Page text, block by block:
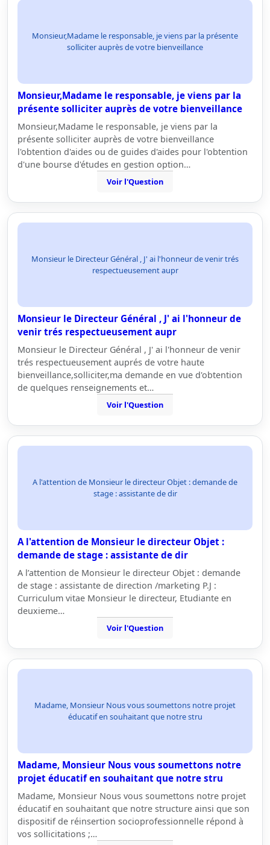
Monsieur,Madame le responsable, je viens par la présente
solliciter auprès de votre bienveillance
Monsieur,Madame le responsable, je viens par la
présente solliciter auprès de votre bienveillance
Monsieur,Madame le responsable, je viens par la
présente solliciter auprès de votre bienveillance
l'obtention d'aides ou de guides d'aides pour l'obtention
d'une bourse d'études en gestion option…
Voir l'Question
Monsieur le Directeur Général , J' ai l'honneur de venir trés
respectueusement aupr
Monsieur le Directeur Général , J' ai l'honneur de
venir trés respectueusement aupr
Monsieur le Directeur Général , J' ai l'honneur de venir
trés respectueusement auprés de votre haute
bienveillance,solliciter,ma demande en vue d'obtention
de quelques renseignements et…
Voir l'Question
A l'attention de Monsieur le directeur Objet : demande de
stage : assistante de dir
A l'attention de Monsieur le directeur Objet :
demande de stage : assistante de dir
A l’attention de Monsieur le directeur Objet : demande
de stage : assistante de direction /marketing P.J :
Curriculum vitae Monsieur le directeur, Etudiante en
deuxieme…
Voir l'Question
Madame, Monsieur Nous vous soumettons notre projet
éducatif en souhaitant que notre stru
Madame, Monsieur Nous vous soumettons notre
projet éducatif en souhaitant que notre stru
Madame, Monsieur Nous vous soumettons notre projet
éducatif en souhaitant que notre structure ainsi que son
dispositif de réinsertion socioprofessionnelle répond à
vos sollicitations ;…